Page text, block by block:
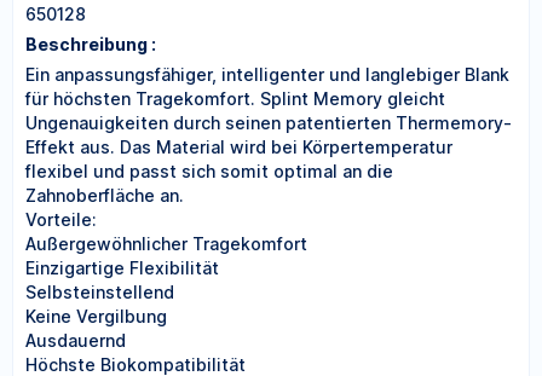
650128
Beschreibung :
Ein anpassungsfähiger, intelligenter und langlebiger Blank
für höchsten Tragekomfort. Splint Memory gleicht
Ungenauigkeiten durch seinen patentierten Thermemory-
Effekt aus. Das Material wird bei Körpertemperatur
flexibel und passt sich somit optimal an die
Zahnoberfläche an.
Vorteile:
Außergewöhnlicher Tragekomfort
Einzigartige Flexibilität
Selbsteinstellend
Keine Vergilbung
Ausdauernd
Höchste Biokompatibilität